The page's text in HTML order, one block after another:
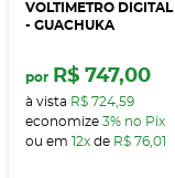
VOLTIMETRO DIGITAL
- GUACHUKA
por R$ 747,00
à vista R$ 724,59
economize3% no Pix
ou em
12x de R$ 76,01